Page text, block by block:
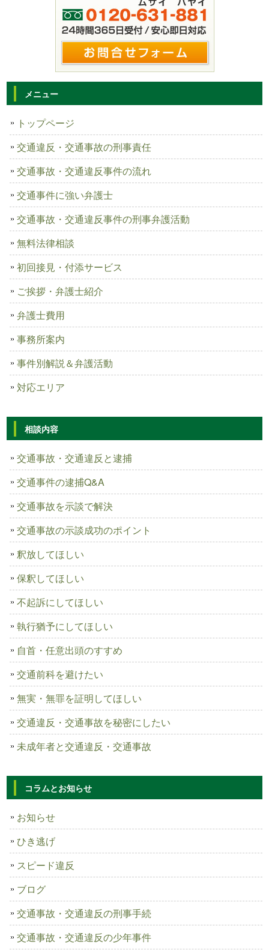
メニュー
トップページ
交通違反・交通事故の刑事責任
交通事故・交通違反事件の流れ
交通事件に強い弁護士
交通事故・交通違反事件の刑事弁護活動
無料法律相談
初回接見・付添サービス
ご挨拶・弁護士紹介
弁護士費用
事務所案内
事件別解説＆弁護活動
対応エリア
相談内容
交通事故・交通違反と逮捕
交通事件の逮捕Q&A
交通事故を示談で解決
交通事故の示談成功のポイント
釈放してほしい
保釈してほしい
不起訴にしてほしい
執行猶予にしてほしい
自首・任意出頭のすすめ
交通前科を避けたい
無実・無罪を証明してほしい
交通違反・交通事故を秘密にしたい
未成年者と交通違反・交通事故
コラムとお知らせ
お知らせ
ひき逃げ
スピード違反
ブログ
交通事故・交通違反の刑事手続
交通事故・交通違反の少年事件